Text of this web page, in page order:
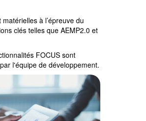
à l’épreuve du
clés telles que AEMP2.0 et
FOCUS sont
l'équipe de développement.